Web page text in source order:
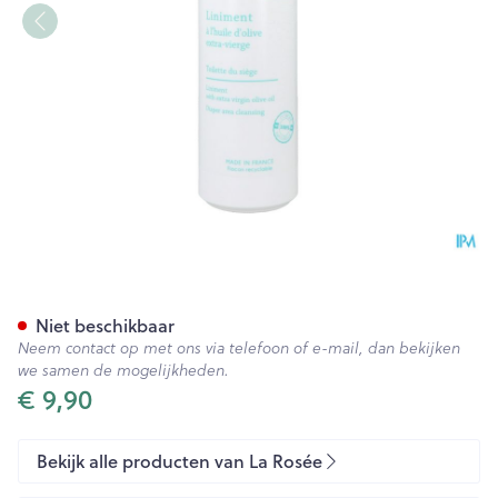
€ 9,90
Niet beschikbaar
Neem contact op met ons via telefoon of e-mail, dan bekijken
we samen de mogelijkheden.
Bekijk alle producten van La Rosée